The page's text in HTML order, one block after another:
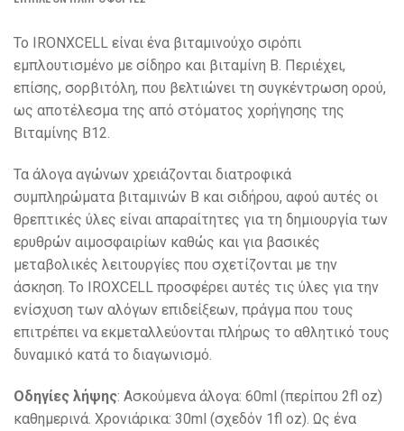
Το IRONXCELL είναι ένα βιταμινούχο σιρόπι
εμπλουτισμένο με σίδηρο και βιταμίνη Β. Περιέχει,
επίσης, σορβιτόλη, που βελτιώνει τη συγκέντρωση ορού,
ως αποτέλεσμα της από στόματος χορήγησης της
Βιταμίνης Β12.
Τα άλογα αγώνων χρειάζονται διατροφικά
συμπληρώματα βιταμινών Β και σιδήρου, αφού αυτές οι
θρεπτικές ύλες είναι απαραίτητες για τη δημιουργία των
ερυθρών αιμοσφαιρίων καθώς και για βασικές
μεταβολικές λειτουργίες που σχετίζονται με την
άσκηση. Το IROXCELL προσφέρει αυτές τις ύλες για την
ενίσχυση των αλόγων επιδείξεων, πράγμα που τους
επιτρέπει να εκμεταλλεύονται πλήρως το αθλητικό τους
δυναμικό κατά το διαγωνισμό.
Οδηγίες λήψης: Ασκούμενα άλογα: 60ml (περίπου 2fl oz)
καθημερινά. Χρονιάρικα: 30ml (σχεδόν 1fl oz). Ως ένα